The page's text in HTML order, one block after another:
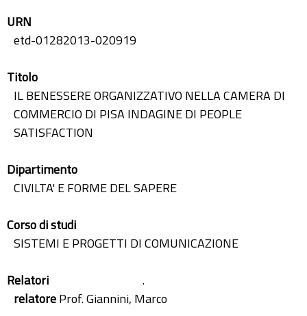
URN
etd-01282013-020919
Titolo
IL BENESSERE ORGANIZZATIVO NELLA CAMERA DI
COMMERCIO DI PISA INDAGINE DI PEOPLE
SATISFACTION
Dipartimento
CIVILTA' E FORME DEL SAPERE
Corso di studi
SISTEMI E PROGETTI DI COMUNICAZIONE
Relatori
.
relatoreProf. Giannini, Marco